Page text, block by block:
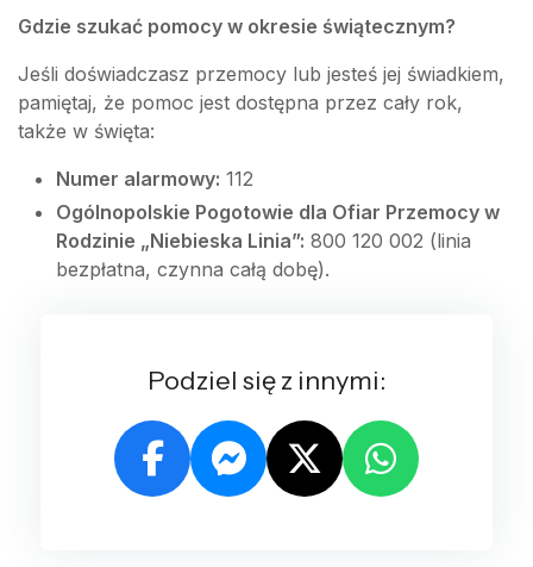
Gdzie szukać pomocy w okresie świątecznym?
Jeśli doświadczasz przemocy lub jesteś jej świadkiem,
pamiętaj, że pomoc jest dostępna przez cały rok,
także w święta:
Numer alarmowy: 112
Ogólnopolskie Pogotowie dla Ofiar Przemocy w
Rodzinie „Niebieska Linia”: 800 120 002 (linia
bezpłatna, czynna całą dobę).
Podziel się z innymi: